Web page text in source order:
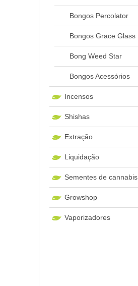
Bongos Percolator
Bongos Grace Glass
Bong Weed Star
Bongos Acessórios
Incensos
Shishas
Extração
Liquidação
Sementes de cannabis
Growshop
Vaporizadores